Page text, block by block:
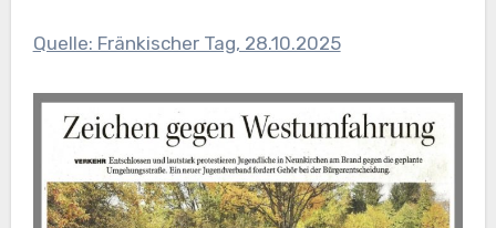
Quelle: Fränkischer Tag, 28.10.2025